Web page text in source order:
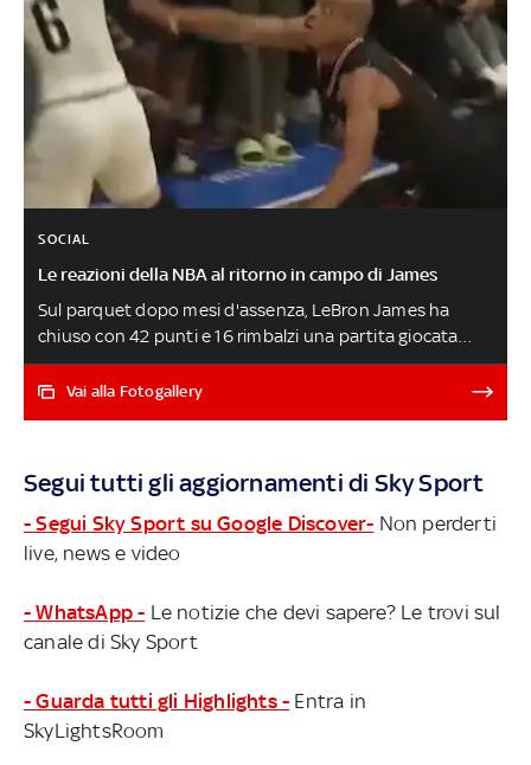
SOCIAL
Le reazioni della NBA al ritorno in campo di James
Sul parquet dopo mesi d'assenza, LeBron James ha
chiuso con 42 punti e 16 rimbalzi una partita giocata
contro avversari sconosciuti che si sono ritrovati al
cospetto di un 'gigante' della pallacanestro: la reazione
anche loro alla Drew League LEBRON SHOW: 42 PUNTI
DI DREW LEAGUE. VIDEO
Vai alla Fotogallery
Segui tutti gli aggiornamenti di Sky Sport
- Segui Sky Sport su Google Discover- Non perderti
live, news e video
- WhatsApp - Le notizie che devi sapere? Le trovi sul
canale di Sky Sport
- Guarda tutti gli Highlights - Entra in
SkyLightsRoom